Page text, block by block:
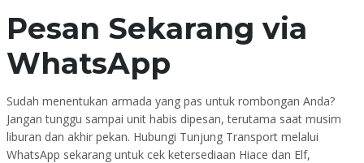
Pesan Sekarang via
WhatsApp
Sudah menentukan armada yang pas untuk rombongan Anda?
Jangan tunggu sampai unit habis dipesan, terutama saat musim
liburan dan akhir pekan. Hubungi Tunjung Transport melalui
WhatsApp sekarang untuk cek ketersediaan Hiace dan Elf,